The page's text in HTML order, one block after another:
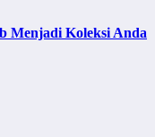
Menjadi Koleksi Anda